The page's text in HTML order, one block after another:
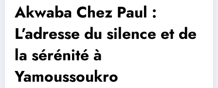
Akwaba Chez Paul :
L’adresse du silence et de
la sérénité à
Yamoussoukro